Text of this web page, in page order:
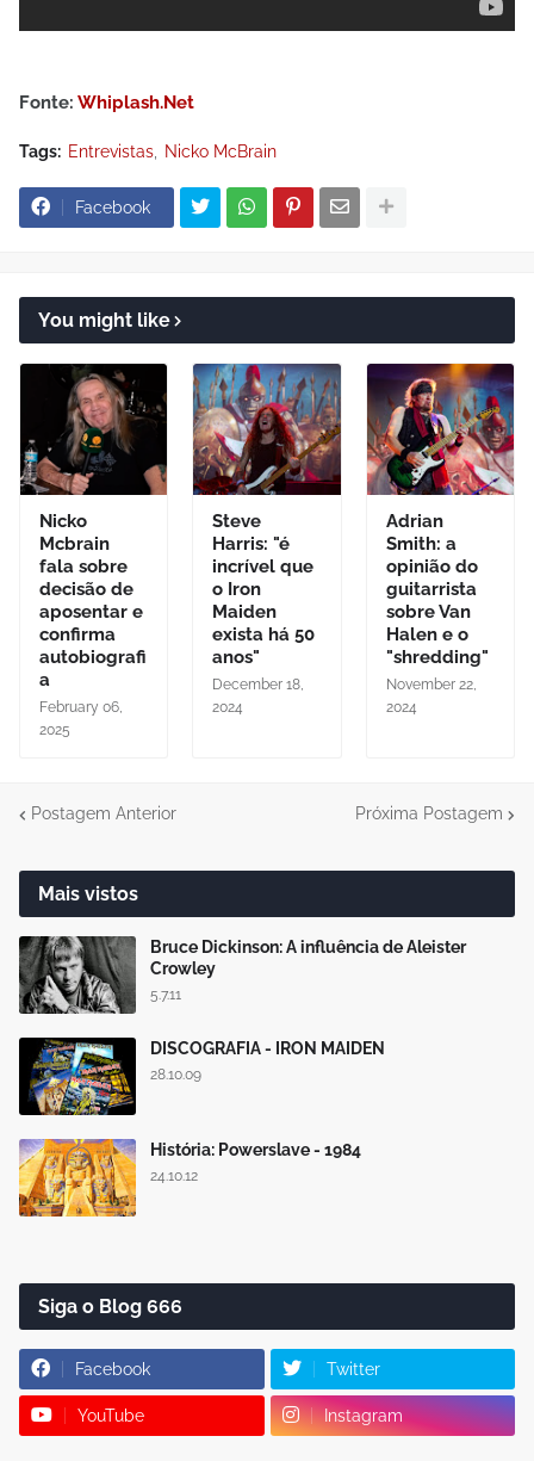
Fonte: Whiplash.Net
Tags: Entrevistas Nicko McBrain
Facebook
You might like
Nicko
Mcbrain
fala sobre
decisão de
aposentar e
confirma
autobiografi
a
February 06,
2025
Steve
Harris: "é
incrível que
o Iron
Maiden
exista há 50
anos"
December 18,
2024
Adrian
Smith: a
opinião do
guitarrista
sobre Van
Halen e o
"shredding"
November 22,
2024
Postagem Anterior Próxima Postagem
Mais vistos
Bruce Dickinson: A influência de Aleister
Crowley
5.7.11
DISCOGRAFIA - IRON MAIDEN
28.10.09
História: Powerslave - 1984
24.10.12
Siga o Blog 666
Facebook Twitter
YouTube Instagram